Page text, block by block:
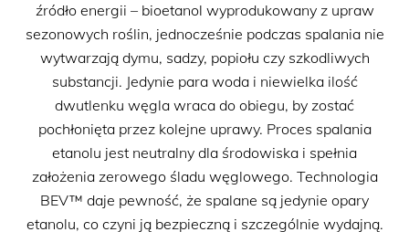
źródło energii – bioetanol wyprodukowany z upraw
sezonowych roślin, jednocześnie podczas spalania nie
wytwarzają dymu, sadzy, popiołu czy szkodliwych
substancji. Jedynie para woda i niewielka ilość
dwutlenku węgla wraca do obiegu, by zostać
pochłonięta przez kolejne uprawy. Proces spalania
etanolu jest neutralny dla środowiska i spełnia
założenia zerowego śladu węglowego. Technologia
BEV™ daje pewność, że spalane są jedynie opary
etanolu, co czyni ją bezpieczną i szczególnie wydajną.